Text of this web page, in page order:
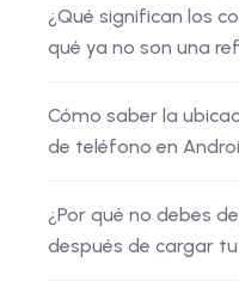
¿Qué significan los
qué ya no son una
Cómo saber la
de teléfono en
¿Por qué no debes
después de cargar